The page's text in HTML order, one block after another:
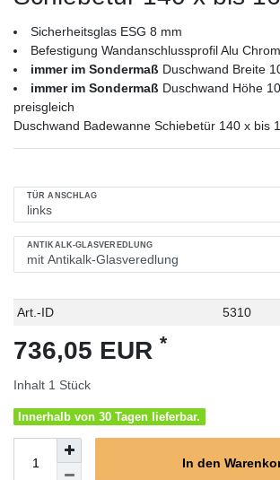
Sicherheitsglas ESG 8 mm
Befestigung Wandanschlussprofil Alu
immer im Sondermaß Duschwand Breite
immer im Sondermaß Duschwand Höhe
preisgleich
Duschwand Badewanne Schiebetür 140 x bis
TÜR ANSCHLAG
ANTIKALK-GLASVEREDLUNG
Technisches
Wert
Art.-ID 5310
736,05 EUR *
Inhalt 1 Stück
Innerhalb von 30 Tagen lieferbar.
In den